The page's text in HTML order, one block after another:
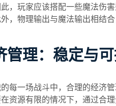
，玩家应该搭配一些魔法伤
，物理输出与魔法输出相结
管理：稳定与
每一场战斗中，合理的经济
资源有限的情况下，通过合